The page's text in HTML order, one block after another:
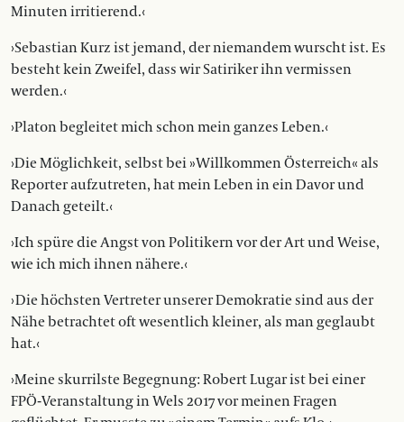
Minuten irritierend.‹
›Sebastian Kurz ist jemand, der niemandem wurscht ist. Es
besteht kein Zweifel, dass wir Satiriker ihn vermissen
werden.‹
›Platon begleitet mich schon mein ganzes Leben.‹
›Die Möglichkeit, selbst bei »Willkommen Österreich« als
Reporter aufzutreten, hat mein Leben in ein Davor und
Danach geteilt.‹
›Ich spüre die Angst von Politikern vor der Art und Weise,
wie ich mich ihnen nähere.‹
› Die höchsten Vertreter unserer Demokratie sind aus der
Nähe betrachtet oft wesentlich kleiner, als man geglaubt
hat.‹
›Meine skurrilste Begegnung: Robert Lugar ist bei einer
FPÖ-Veranstaltung in Wels 2017 vor meinen Fragen